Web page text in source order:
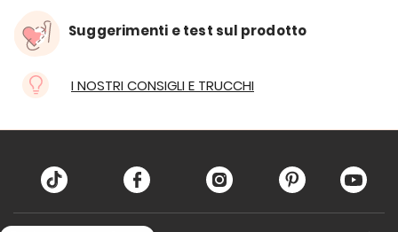
Suggerimenti e test sul prodotto
I NOSTRI CONSIGLI E TRUCCHI